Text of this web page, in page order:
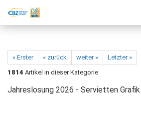
« Erster « zurück weiter »
Letzter »
1814 Artikel in dieser Kategorie
Jahreslosung 2026 - Servietten Grafik